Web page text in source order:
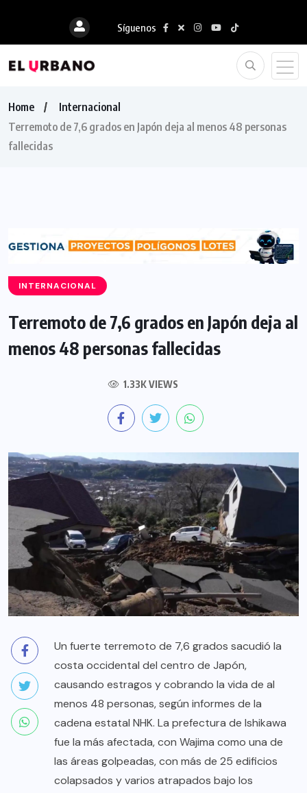
Síguenos
Home
Internacional
Terremoto de 7,6 grados en Japón deja al menos 48 personas
fallecidas
INTERNACIONAL
Terremoto de 7,6 grados en Japón deja al
menos 48 personas fallecidas
1.33K VIEWS
Un fuerte terremoto de 7,6 grados sacudió la
costa occidental del centro de Japón,
causando estragos y cobrando la vida de al
menos 48 personas, según informes de la
cadena estatal NHK. La prefectura de Ishikawa
fue la más afectada, con Wajima como una de
las áreas golpeadas, con más de 25 edificios
colapsados y varios atrapados bajo los